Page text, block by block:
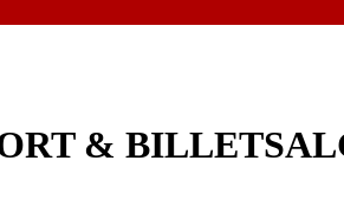
&